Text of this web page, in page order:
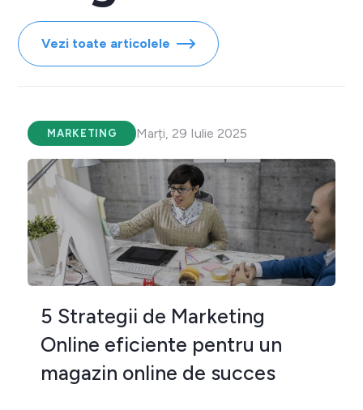
Vezi toate articolele
MARKETING Marți, 29 Iulie 2025
5 Strategii de Marketing
Online eficiente pentru un
magazin online de succes